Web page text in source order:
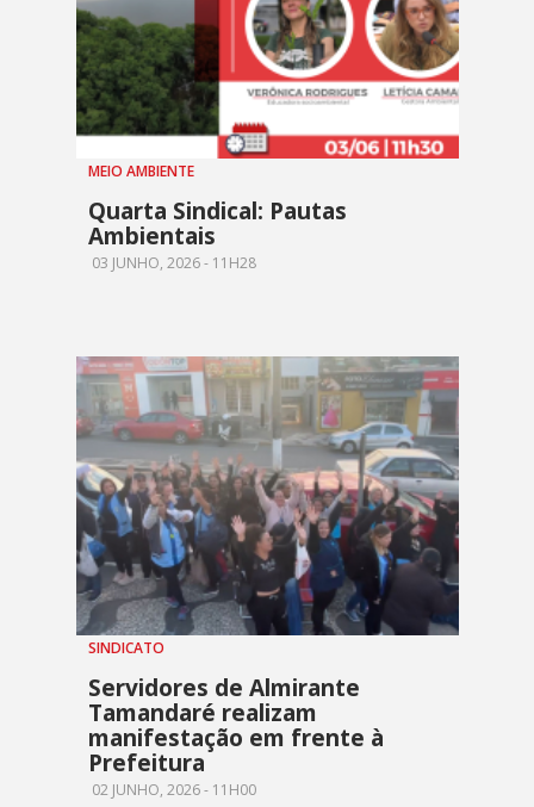
MEIO AMBIENTE
Quarta Sindical: Pautas
Ambientais
03 JUNHO, 2026 - 11H28
SINDICATO
Servidores de Almirante
Tamandaré realizam
manifestação em frente à
Prefeitura
02 JUNHO, 2026 - 11H00